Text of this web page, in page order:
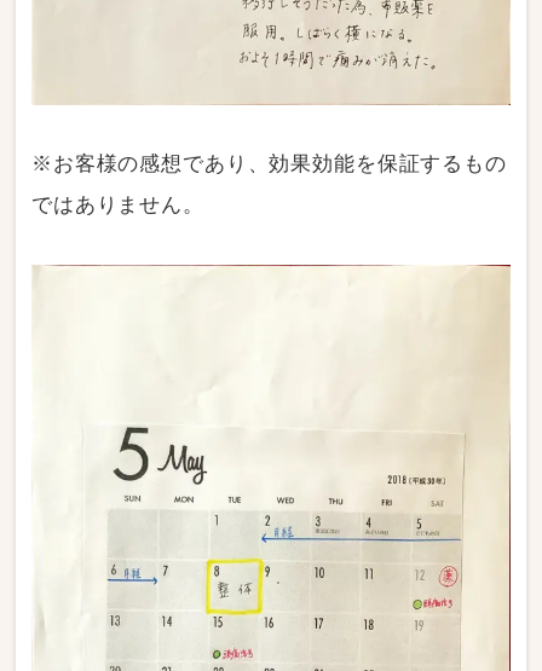
※お客様の感想であり、効果効能を保証するもの
ではありません。